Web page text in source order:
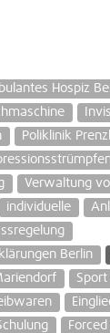
Hospiz
Poliklinik
Verwaltung
individuelle
Berlin